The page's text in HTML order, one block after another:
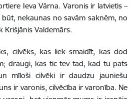
Ieva Vārna. Varonis ir latvietis –
nekaunas no savām saknēm, no
Krišjānis Valdemārs.
cilvēks, kas liek smaidīt, kas dod
draugi, kas tic tev tad, kad tu pats
mīloši cilvēki ir daudzu jauniešu
ir varonis, cilvēcība ir varonība. Ne